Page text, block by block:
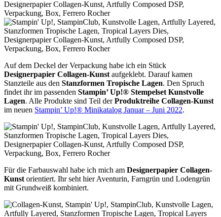
Auf dem Deckel der Verpackung habe ich ein Stück
Designerpapier Collagen-Kunst aufgeklebt. Darauf kamen
Stanzteile aus den Stanzformen Tropische Lagen. Den Spruch
findet ihr im passenden Stampin’ Up!® Stempelset Kunstvolle
Lagen. Alle Produkte sind Teil derProduktreihe Collagen-Kunst
im neuen Stampin’ Up!® Minikatalog Januar – Juni 2022.
Für die Farbauswahl habe ich mich am Designerpapier Collagen-
Kunst orientiert. Ihr seht hier Aventurin, Farngrün und Lodengrün
mit Grundweiß kombiniert.